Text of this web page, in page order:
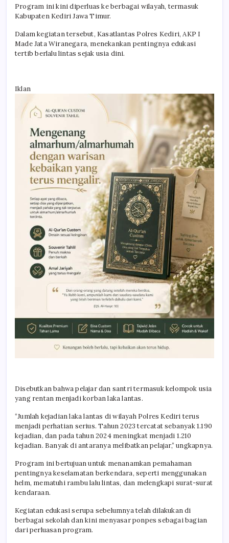
Program ini kini diperluas ke berbagai wilayah, termasuk
Kabupaten Kediri Jawa Timur.
Dalam kegiatan tersebut, Kasatlantas Polres Kediri, AKP I
Made Jata Wiranegara, menekankan pentingnya edukasi
tertib berlalu lintas sejak usia dini.
Iklan
Disebutkan bahwa pelajar dan santri termasuk kelompok usia
yang rentan menjadi korban laka lantas.
“Jumlah kejadian laka lantas di wilayah Polres Kediri terus
menjadi perhatian serius. Tahun 2023 tercatat sebanyak 1.190
kejadian, dan pada tahun 2024 meningkat menjadi 1.210
kejadian. Banyak di antaranya melibatkan pelajar,” ungkapnya.
Program ini bertujuan untuk menanamkan pemahaman
pentingnya keselamatan berkendara, seperti menggunakan
helm, mematuhi rambu lalu lintas, dan melengkapi surat-surat
kendaraan.
Kegiatan edukasi serupa sebelumnya telah dilakukan di
berbagai sekolah dan kini menyasar ponpes sebagai bagian
dari perluasan program.